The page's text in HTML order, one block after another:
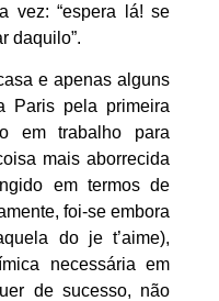
vez: “espera lá! se
daquilo”.
e apenas alguns
Paris pela primeira
em trabalho para
mais aborrecida
em termos de
foi-se embora
do je t’aime),
necessária em
de sucesso, não